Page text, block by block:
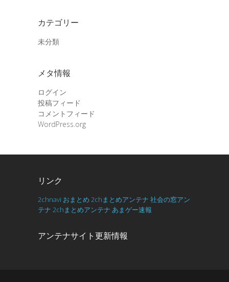
カテゴリー
未分類
メタ情報
ログイン
投稿フィード
コメントフィード
WordPress.org
リンク
2chnavi おまとめ 2chまとめアンテナ 社会の窓アン
テナ 2chまとめアンテナ あまゲー速報
アンテナサイト更新情報